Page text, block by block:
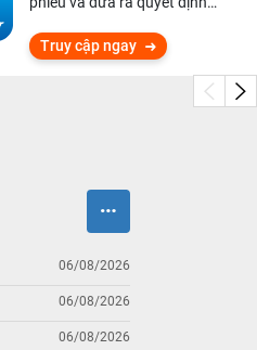
Truy cập ngay
06/08/2026
06/08/2026
06/08/2026